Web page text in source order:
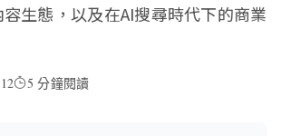
生態，以及在AI搜尋時代下的商業
5 分鐘閱讀